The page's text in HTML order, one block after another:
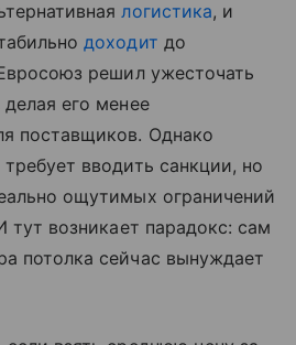
логистика, и
доходит до
решил ужесточать
его менее
поставщиков. Однако
вводить санкции, но
ощутимых ограничений
тут возникает парадокс: сам
потолка сейчас вынуждает